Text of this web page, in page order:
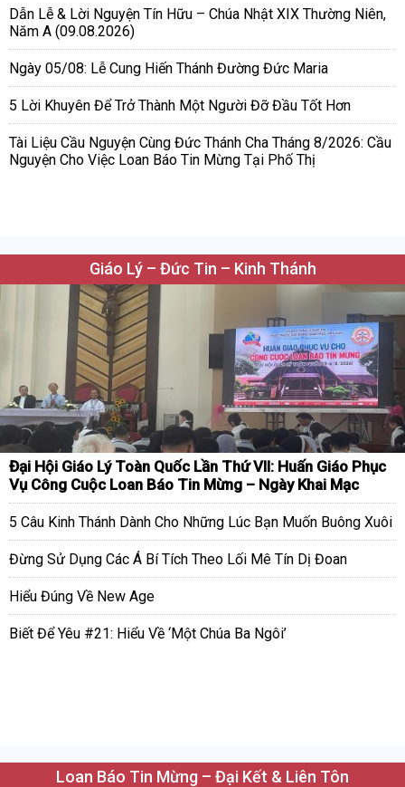
Dẫn Lễ & Lời Nguyện Tín Hữu – Chúa Nhật XIX Thường Niên,
Năm A (09.08.2026)
Ngày 05/08: Lễ Cung Hiến Thánh Đường Đức Maria
5 Lời Khuyên Để Trở Thành Một Người Đỡ Đầu Tốt Hơn
Tài Liệu Cầu Nguyện Cùng Đức Thánh Cha Tháng 8/2026: Cầu
Nguyện Cho Việc Loan Báo Tin Mừng Tại Phố Thị
Giáo Lý – Đức Tin – Kinh Thánh
Đại Hội Giáo Lý Toàn Quốc Lần Thứ VII: Huấn Giáo Phục
Vụ Công Cuộc Loan Báo Tin Mừng – Ngày Khai Mạc
5 Câu Kinh Thánh Dành Cho Những Lúc Bạn Muốn Buông Xuôi
Đừng Sử Dụng Các Á Bí Tích Theo Lối Mê Tín Dị Đoan
Hiểu Đúng Về New Age
Biết Để Yêu #21: Hiểu Về ‘Một Chúa Ba Ngôi’
Loan Báo Tin Mừng – Đại Kết & Liên Tôn